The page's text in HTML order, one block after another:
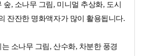
, 소나무 그림, 미니멀 추상화, 도시
잔잔한 명화액자가 많이 활용됩니다.
소나무 그림, 산수화, 차분한 풍경